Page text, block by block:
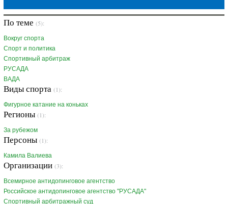
По теме (5):
Вокруг спорта
Спорт и политика
Спортивный арбитраж
РУСАДА
ВАДА
Виды спорта (1):
Фигурное катание на коньках
Регионы (1):
За рубежом
Персоны (1):
Камила Валиева
Организации (3):
Всемирное антидопинговое агентство
Российское антидопинговое агентство "РУСАДА"
Спортивный арбитражный суд